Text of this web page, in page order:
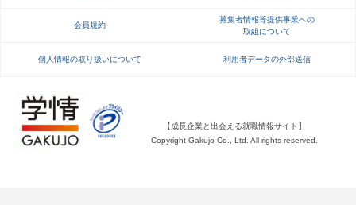
不明点があればこちら
会員規約
募集者情報等提供事業への
取組について
個人情報の取り扱いについて 利用者データの外部送信
【成長企業と出会える就職情報サイト】
Copyright Gakujo Co., Ltd. All rights reserved.